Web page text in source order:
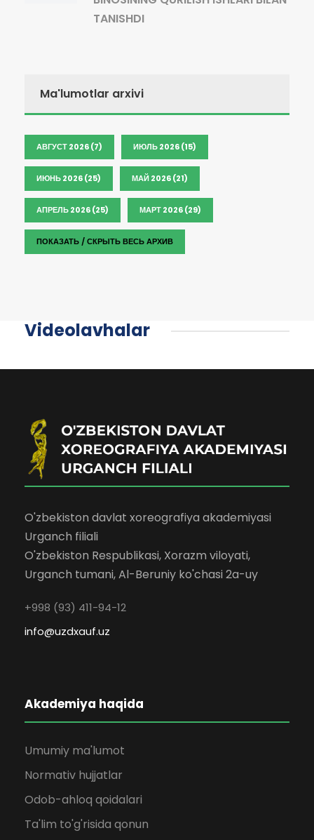
TANISHDI
Ma'lumotlar arxivi
АВГУСТ 2026 (7) ИЮЛЬ 2026 (15)
ИЮНЬ 2026 (25) МАЙ 2026 (21)
АПРЕЛЬ 2026 (25) МАРТ 2026 (29)
ПОКАЗАТЬ / СКРЫТЬ ВЕСЬ АРХИВ
Videolavhalar
O'zbekiston davlat xoreografiya akademiyasi
Urganch filiali
O'zbekiston Respublikasi, Xorazm viloyati,
Urganch tumani, Al-Beruniy ko'chasi 2a-uy
+998 (93) 411-94-12
info@uzdxauf.uz
Akademiya haqida
Umumiy ma'lumot
Normativ hujjatlar
Odob-ahloq qoidalari
Ta'lim to'g'risida qonun